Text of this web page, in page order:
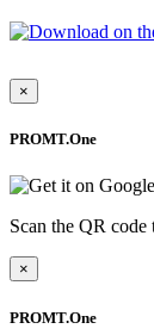
×
PROMT.One
Scan the QR
×
PROMT.One